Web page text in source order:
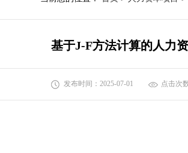
基于J-F方法计算的人力
发布时间：2025-07-01 点击次